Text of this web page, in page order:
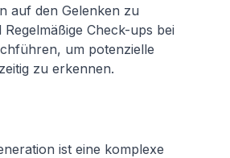
auf den Gelenken zu
Check-ups bei
um potenzielle
zu erkennen.
ist eine komplexe